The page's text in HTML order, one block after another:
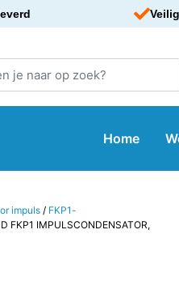
Home
impuls/ FKP1-
FKP1 IMPULSCONDENSATOR,